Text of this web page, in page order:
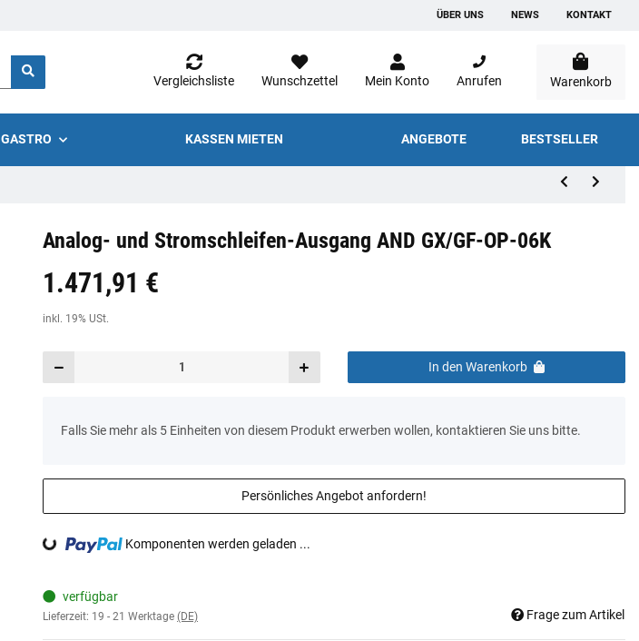
ÜBER UNS NEWS KONTAKT
Vergleichsliste Wunschzettel Mein Konto Anrufen Warenkorb
GASTRO KASSEN MIETEN ANGEBOTE BESTSELLER
Analog- und Stromschleifen-Ausgang AND GX/GF-OP-06K
Preis:19,44 €inkl. 19% USt.
1.471,91 €
inkl. 19% USt.
In den Warenkorb
Falls Sie mehr als 5 Einheiten von diesem Produkt erwerben wollen, kontaktieren Sie uns bitte.
Persönliches Angebot anfordern!
Loading... Komponenten werden geladen ...
verfügbar
Lieferzeit: 19 - 21 Werktage (DE) Frage zum Artikel